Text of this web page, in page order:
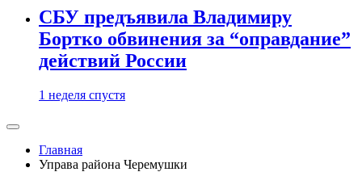
СБУ предъявила Владимиру
Бортко обвинения за “оправдание”
действий России
1 неделя спустя
Главная
Управа района Черемушки